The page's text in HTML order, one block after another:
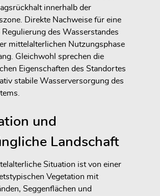
innerhalb der
Direkte Nachweise für eine
des Wasserstandes
mittelalterlichen Nutzungsphase
Gleichwohl sprechen die
Eigenschaften des Standortes
stabile Wasserversorgung des
und
Landschaft
Situation ist von einer
Vegetation mit
Seggenflächen und